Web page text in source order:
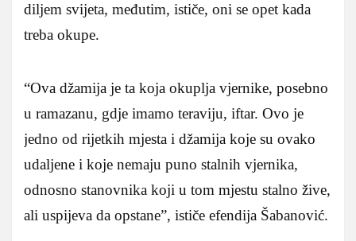
diljem svijeta, međutim, ističe, oni se opet kada
treba okupe.
“Ova džamija je ta koja okuplja vjernike, posebno
u ramazanu, gdje imamo teraviju, iftar. Ovo je
jedno od rijetkih mjesta i džamija koje su ovako
udaljene i koje nemaju puno stalnih vjernika,
odnosno stanovnika koji u tom mjestu stalno žive,
ali uspijeva da opstane”, ističe efendija Šabanović.